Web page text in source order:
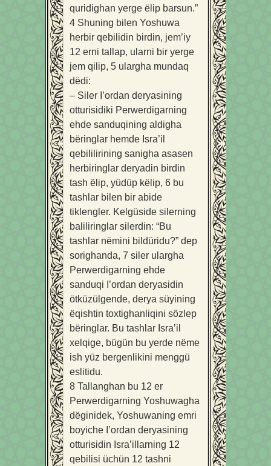
quridighan yerge ëlip barsun.”
4 Shuning bilen Yoshuwa
herbir qebilidin birdin, jem’iy
12 erni tallap, ularni bir yerge
jem qilip, 5 ulargha mundaq
dëdi:
– Siler I’ordan deryasining
otturisidiki Perwerdigarning
ehde sanduqining aldigha
bëringlar hemde Isra’il
qebililirining sanigha asasen
herbiringlar deryadin birdin
tash ëlip, yüdüp këlip, 6 bu
tashlar bilen bir abide
tiklengler. Kelgüside silerning
baliliringlar silerdin: “Bu
tashlar nëmini bildüridu?” dep
sorighanda, 7 siler ulargha
Perwerdigarning ehde
sanduqi I’ordan deryasidin
ötküzülgende, derya süyining
ëqishtin toxtighanliqini sözlep
bëringlar. Bu tashlar Isra’il
xelqige, bügün bu yerde nëme
ish yüz bergenlikini menggü
eslitidu.
8 Tallanghan bu 12 er
Perwerdigarning Yoshuwagha
dëginidek, Yoshuwaning emri
boyiche I’ordan deryasining
otturisidin Isra’illarning 12
qebilisi üchün 12 tashni